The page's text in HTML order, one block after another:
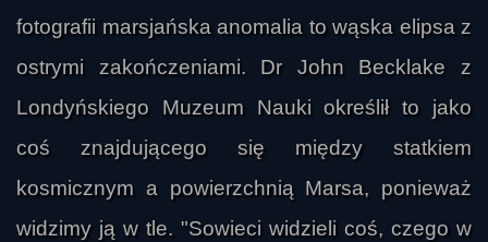
fotografii marsjańska anomalia to wąska elipsa z
ostrymi zakończeniami. Dr John Becklake z
Londyńskiego Muzeum Nauki określił to jako
coś znajdującego się między statkiem
kosmicznym a powierzchnią Marsa, ponieważ
widzimy ją w tle. "Sowieci widzieli coś, czego w